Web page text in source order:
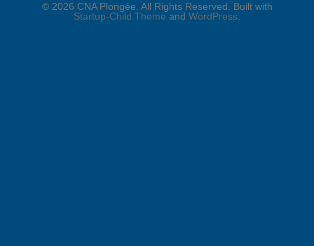
© 2026 CNA Plongée. All Rights Reserved. Built with
Startup-Child Theme and WordPress.